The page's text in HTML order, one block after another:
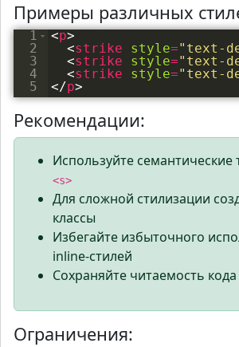
Примеры различных
1
2
3
4
5
<p>
<strike style="text-
<strike style="text-
<strike style="text-
</p>
Рекомендации:
Используйте семантические
<s>
Для сложной стилизации
классы
Избегайте избыточного
inline-стилей
Сохраняйте читаемость кода
Ограничения: